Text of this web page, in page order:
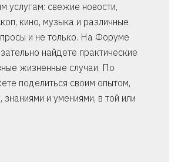
услугам: свежие новости,
кино, музыка и различные
и не только. На Форуме
найдете практические
жизненные случаи. По
поделиться своим опытом,
и умениями, в той или